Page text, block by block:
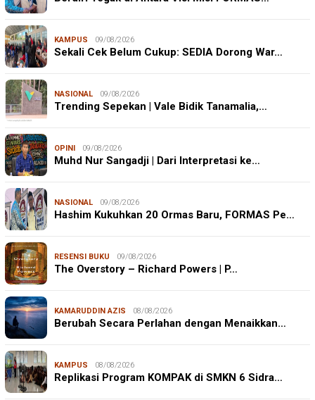
KAMPUS 09/08/2026
Sekali Cek Belum Cukup: SEDIA Dorong War…
NASIONAL 09/08/2026
Trending Sepekan | Vale Bidik Tanamalia,…
OPINI 09/08/2026
Muhd Nur Sangadji | Dari Interpretasi ke…
NASIONAL 09/08/2026
Hashim Kukuhkan 20 Ormas Baru, FORMAS Pe…
RESENSI BUKU 09/08/2026
The Overstory – Richard Powers | P…
KAMARUDDIN AZIS 08/08/2026
Berubah Secara Perlahan dengan Menaikkan…
KAMPUS 08/08/2026
Replikasi Program KOMPAK di SMKN 6 Sidra…